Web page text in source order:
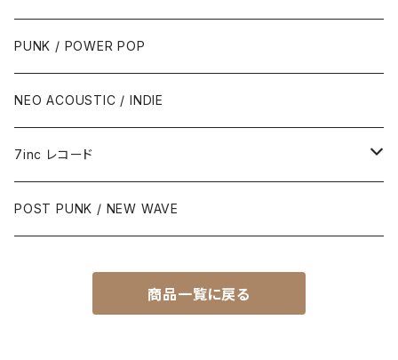
PUNK / POWER POP
NEO ACOUSTIC / INDIE
7inc レコード
PUNK / 2TONE
SKA / ROCK STEADY / REGGAE
POST PUNK / NEW WAVE
商品一覧に戻る